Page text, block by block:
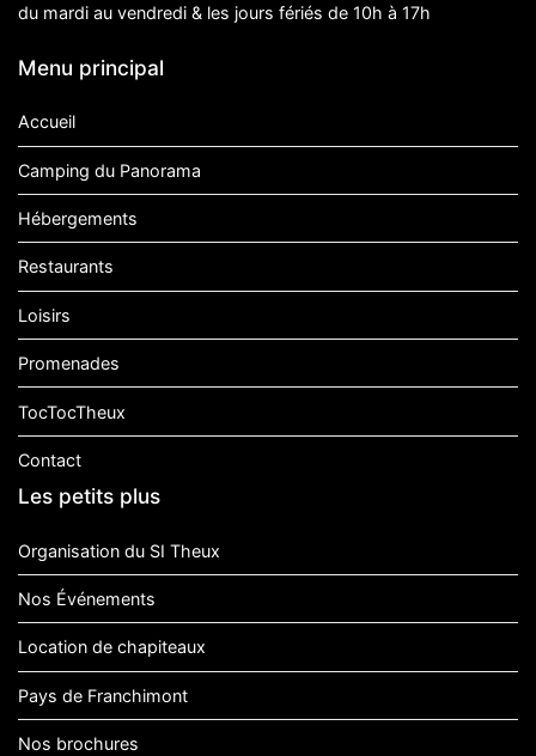
du mardi au vendredi & les jours fériés de 10h à 17h
Menu principal
Accueil
Camping du Panorama
Hébergements
Restaurants
Loisirs
Promenades
TocTocTheux
Contact
Les petits plus
Organisation du SI Theux
Nos Événements
Location de chapiteaux
Pays de Franchimont
Nos brochures